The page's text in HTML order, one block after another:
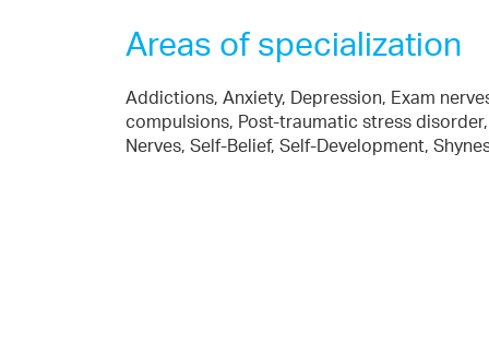
Areas of specialization
Addictions, Anxiety, Depression, Exam
compulsions, Post-traumatic stress
Nerves, Self-Belief, Self-Development,